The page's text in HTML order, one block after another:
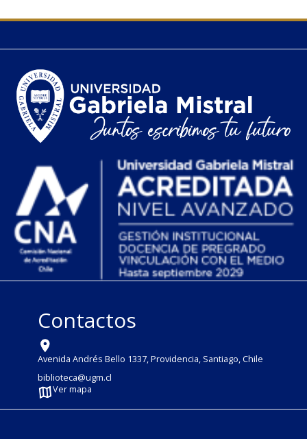
Contactos
Avenida Andrés Bello 1337, Providencia, Santiago, Chile
biblioteca@ugm.cl
Ver mapa